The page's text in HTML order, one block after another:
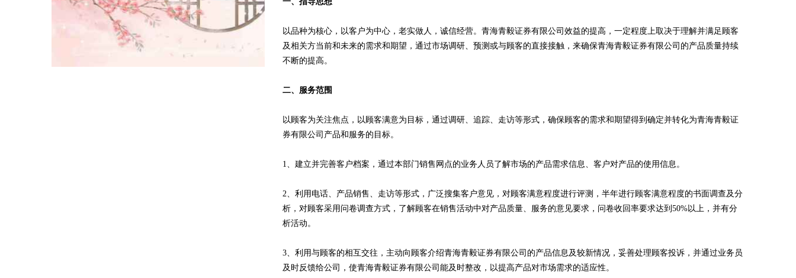
以品种为核心，以客户为中心，老实做人，诚信经营。青海青毅证券有限公司效益的提高，一定程度上取决于理解并满足顾客
及相关方当前和未来的需求和期望，通过市场调研、预测或与顾客的直接接触，来确保青海青毅证券有限公司的产品质量持续
不断的提高。
二、服务范围
以顾客为关注焦点，以顾客满意为目标，通过调研、追踪、走访等形式，确保顾客的需求和期望得到确定并转化为青海青毅证
券有限公司产品和服务的目标。
1、建立并完善客户档案，通过本部门销售网点的业务人员了解市场的产品需求信息、客户对产品的使用信息。
2、利用电话、产品销售、走访等形式，广泛搜集客户意见，对顾客满意程度进行评测，半年进行顾客满意程度的书面调查及分
析，对顾客采用问卷调查方式，了解顾客在销售活动中对产品质量、服务的意见要求，问卷收回率要求达到50%以上，并有分
析活动。
3、利用与顾客的相互交往，主动向顾客介绍青海青毅证券有限公司的产品信息及较新情况，妥善处理顾客投诉，并通过业务员
及时反馈给公司，使青海青毅证券有限公司能及时整改，以提高产品对市场需求的适应性。